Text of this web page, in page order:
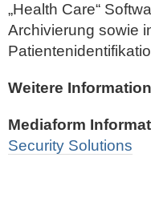
„Health Care“
Archivierung sowie
Weitere
Mediaform
Security Solutions